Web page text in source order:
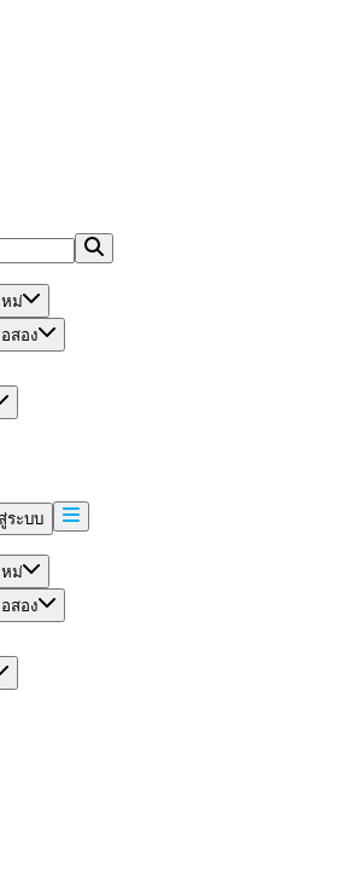
หม่
สอง
ระบบ
หม่
สอง